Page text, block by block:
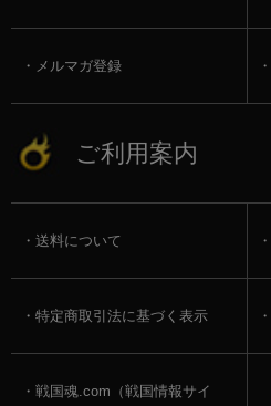
メルマガ登録
ご利用案内
送料について
特定商取引法に基づく表示
戦国魂.com（戦国情報サイ